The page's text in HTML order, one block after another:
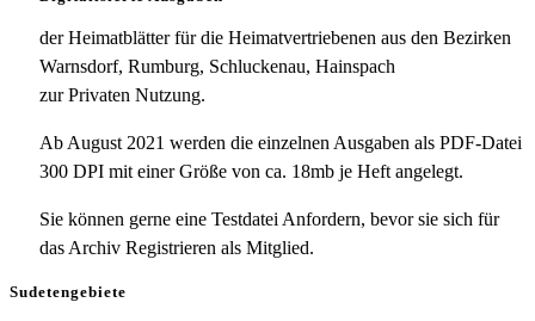
der Heimatblätter für die Heimatvertriebenen aus den Bezirken
Warnsdorf, Rumburg, Schluckenau, Hainspach
zur Privaten Nutzung.
Ab August 2021 werden die einzelnen Ausgaben als PDF-Datei
300 DPI mit einer Größe von ca. 18mb je Heft angelegt.
Sie können gerne eine Testdatei Anfordern, bevor sie sich für
das Archiv Registrieren als Mitglied.
Sudetengebiete